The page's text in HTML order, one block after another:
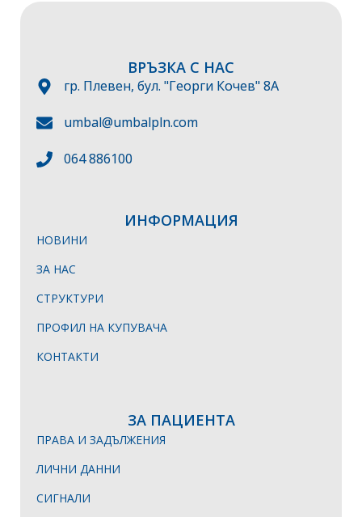
ИНФОРМАЦИЯ
НОВИНИ
ЗА НАС
СТРУКТУРИ
ПРОФИЛ НА КУПУВАЧА
КОНТАКТИ
ЗА ПАЦИЕНТА
ПРАВА И ЗАДЪЛЖЕНИЯ
ЛИЧНИ ДАННИ
СИГНАЛИ
ВРЪЗКА С НАС
гр. Плевен, бул. "Георги Кочев" 8А
umbal@umbalpln.com
064 886100